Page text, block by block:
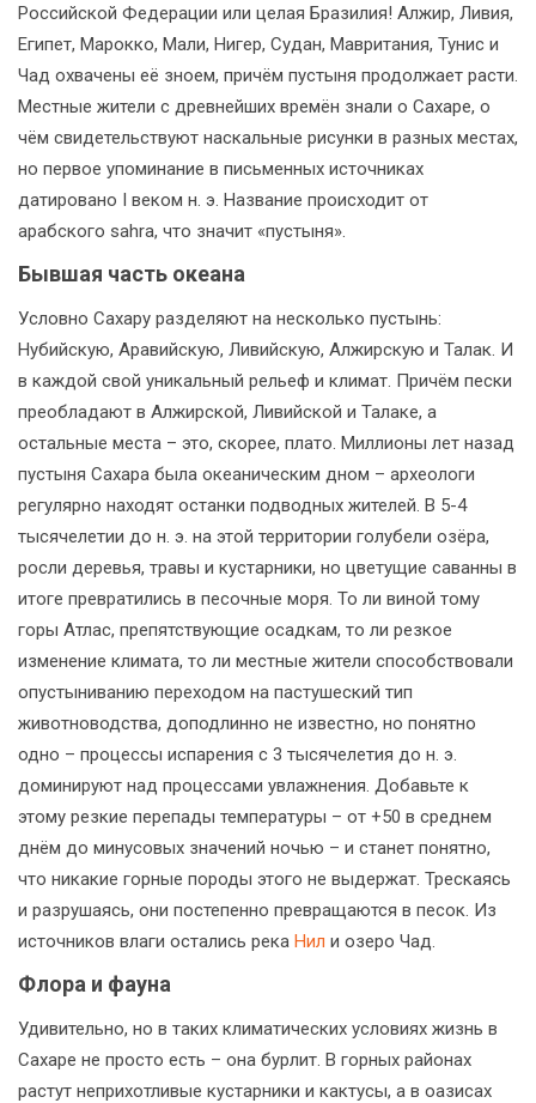
Российской Федерации или целая Бразилия! Алжир, Ливия,
Египет, Марокко, Мали, Нигер, Судан, Мавритания, Тунис и
Чад охвачены её зноем, причём пустыня продолжает расти.
Местные жители с древнейших времён знали о Сахаре, о
чём свидетельствуют наскальные рисунки в разных местах,
но первое упоминание в письменных источниках
датировано I веком н. э. Название происходит от
арабского sahra, что значит «пустыня».
Бывшая часть океана
Условно Сахару разделяют на несколько пустынь:
Нубийскую, Аравийскую, Ливийскую, Алжирскую и Талак. И
в каждой свой уникальный рельеф и климат. Причём пески
преобладают в Алжирской, Ливийской и Талаке, а
остальные места – это, скорее, плато. Миллионы лет назад
пустыня Сахара была океаническим дном – археологи
регулярно находят останки подводных жителей. В 5-4
тысячелетии до н. э. на этой территории голубели озёра,
росли деревья, травы и кустарники, но цветущие саванны в
итоге превратились в песочные моря. То ли виной тому
горы Атлас, препятствующие осадкам, то ли резкое
изменение климата, то ли местные жители способствовали
опустыниванию переходом на пастушеский тип
животноводства, доподлинно не известно, но понятно
одно – процессы испарения с 3 тысячелетия до н. э.
доминируют над процессами увлажнения. Добавьте к
этому резкие перепады температуры – от +50 в среднем
днём до минусовых значений ночью – и станет понятно,
что никакие горные породы этого не выдержат. Трескаясь
и разрушаясь, они постепенно превращаются в песок. Из
источников влаги остались река Нил и озеро Чад.
Флора и фауна
Удивительно, но в таких климатических условиях жизнь в
Сахаре не просто есть – она бурлит. В горных районах
растут неприхотливые кустарники и кактусы, а в оазисах